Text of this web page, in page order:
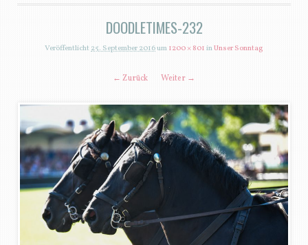
ZUM INHALT SPRINGEN
DOODLETIMES-232
Veröffentlicht25. September 2016um1200 × 801inUnser Sonntag
← Zurück Weiter →